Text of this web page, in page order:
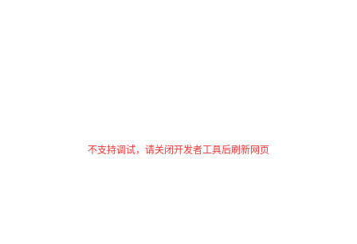
不支持调试，请关闭开发者工具后刷新网页